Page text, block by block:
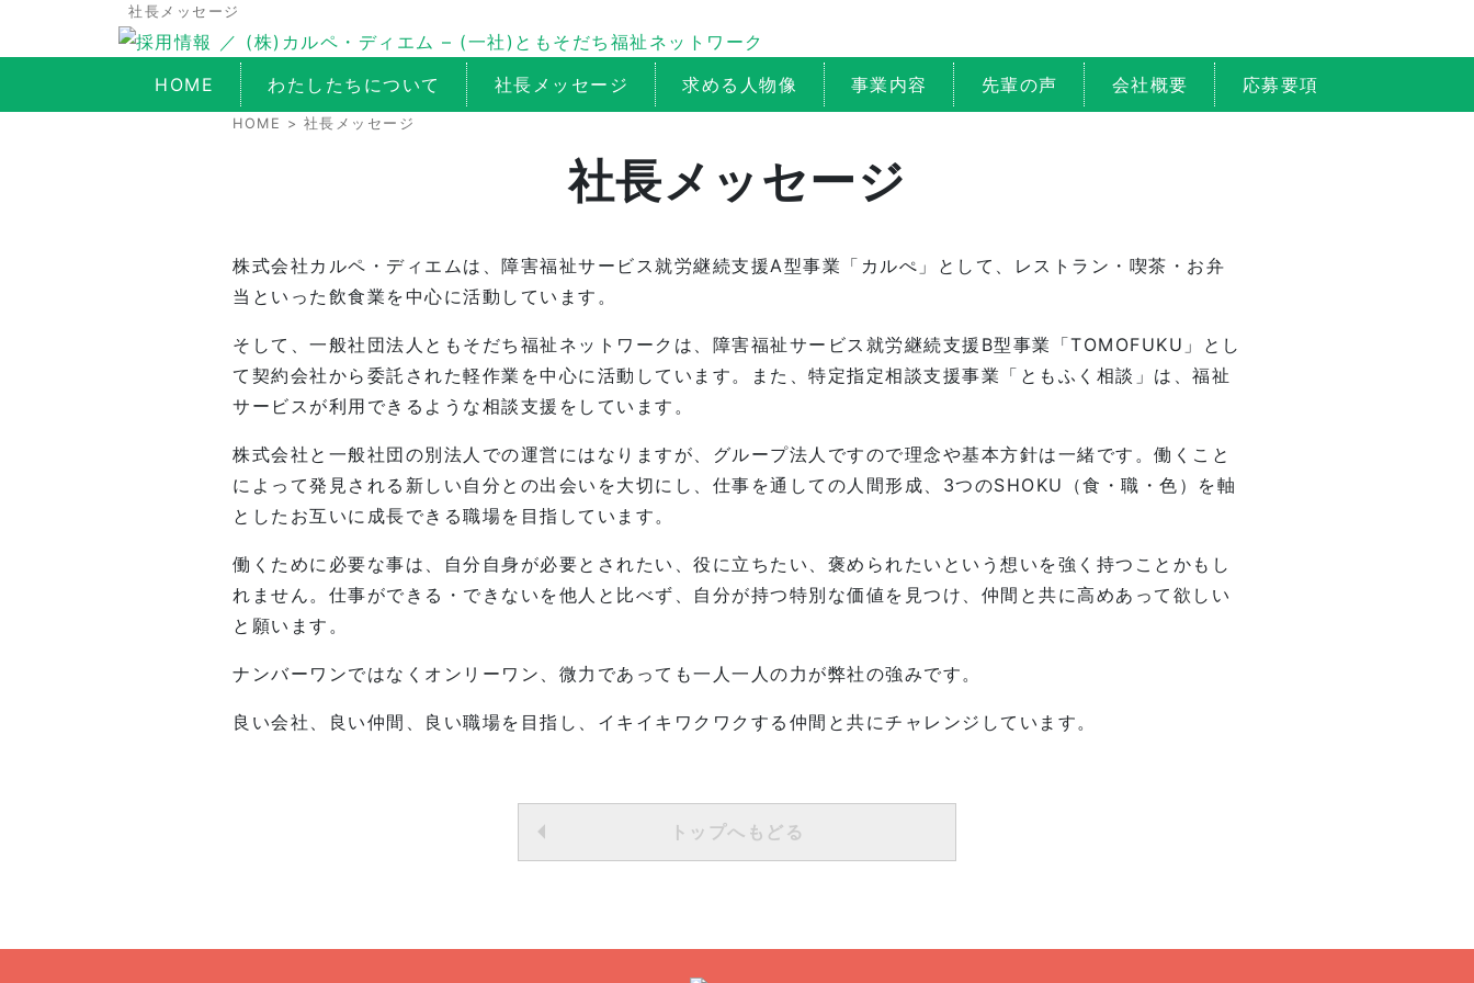
社長メッセージ
HOME わたしたちについて 社長メッセージ 求める人物像 事業内容 先輩の声 会社概要 応募要項
HOME > 社長メッセージ
社長メッセージ
株式会社カルペ・ディエムは、障害福祉サービス就労継続支援A型事業「カルぺ」として、レストラン・喫茶・お弁
当といった飲食業を中心に活動しています。
そして、一般社団法人ともそだち福祉ネットワークは、障害福祉サービス就労継続支援B型事業「TOMOFUKU」とし
て契約会社から委託された軽作業を中心に活動しています。また、特定指定相談支援事業「ともふく相談」は、福祉
サービスが利用できるような相談支援をしています。
株式会社と一般社団の別法人での運営にはなりますが、グループ法人ですので理念や基本方針は一緒です。働くこと
によって発見される新しい自分との出会いを大切にし、仕事を通しての人間形成、3つのSHOKU（食・職・色）を軸
としたお互いに成長できる職場を目指しています。
働くために必要な事は、自分自身が必要とされたい、役に立ちたい、褒められたいという想いを強く持つことかもし
れません。仕事ができる・できないを他人と比べず、自分が持つ特別な価値を見つけ、仲間と共に高めあって欲しい
と願います。
ナンバーワンではなくオンリーワン、微力であっても一人一人の力が弊社の強みです。
良い会社、良い仲間、良い職場を目指し、イキイキワクワクする仲間と共にチャレンジしています。
トップへもどる